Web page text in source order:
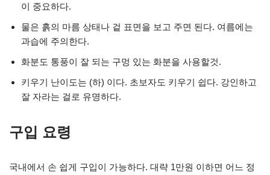
이 중요하다.
물은 흙의 마름 상태나 겉 표면을 보고 주면 된다. 여름에는
과습에 주의한다.
화분도 통풍이 잘 되는 구멍 있는 화분을 사용할것.
키우기 난이도는 (하) 이다. 초보자도 키우기 쉽다. 강인하고
잘 자라는 걸로 유명하다.
구입 요령
국내에서 손 쉽게 구입이 가능하다. 대략 1만원 이하면 어느 정